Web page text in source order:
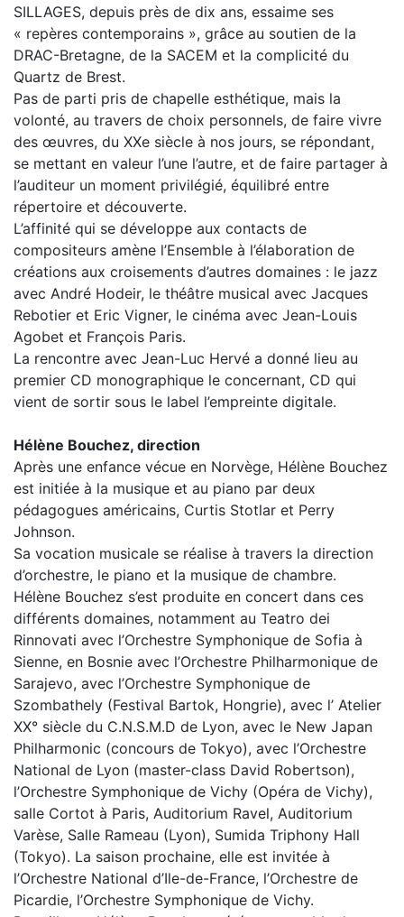
SILLAGES, depuis près de dix ans, essaime ses
« repères contemporains », grâce au soutien de la
DRAC-Bretagne, de la SACEM et la complicité du
Quartz de Brest.
Pas de parti pris de chapelle esthétique, mais la
volonté, au travers de choix personnels, de faire vivre
des œuvres, du XXe siècle à nos jours, se répondant,
se mettant en valeur l’une l’autre, et de faire partager à
l’auditeur un moment privilégié, équilibré entre
répertoire et découverte.
L’affinité qui se développe aux contacts de
compositeurs amène l’Ensemble à l’élaboration de
créations aux croisements d’autres domaines : le jazz
avec André Hodeir, le théâtre musical avec Jacques
Rebotier et Eric Vigner, le cinéma avec Jean-Louis
Agobet et François Paris.
La rencontre avec Jean-Luc Hervé a donné lieu au
premier CD monographique le concernant, CD qui
vient de sortir sous le label l’empreinte digitale.
Hélène Bouchez, direction
Après une enfance vécue en Norvège, Hélène Bouchez
est initiée à la musique et au piano par deux
pédagogues américains, Curtis Stotlar et Perry
Johnson.
Sa vocation musicale se réalise à travers la direction
d’orchestre, le piano et la musique de chambre.
Hélène Bouchez s’est produite en concert dans ces
différents domaines, notamment au Teatro dei
Rinnovati avec l’Orchestre Symphonique de Sofia à
Sienne, en Bosnie avec l’Orchestre Philharmonique de
Sarajevo, avec l’Orchestre Symphonique de
Szombathely (Festival Bartok, Hongrie), avec l’ Atelier
XX° siècle du C.N.S.M.D de Lyon, avec le New Japan
Philharmonic (concours de Tokyo), avec l’Orchestre
National de Lyon (master-class David Robertson),
l’Orchestre Symphonique de Vichy (Opéra de Vichy),
salle Cortot à Paris, Auditorium Ravel, Auditorium
Varèse, Salle Rameau (Lyon), Sumida Triphony Hall
(Tokyo). La saison prochaine, elle est invitée à
l’Orchestre National d’Ile-de-France, l’Orchestre de
Picardie, l’Orchestre Symphonique de Vichy.